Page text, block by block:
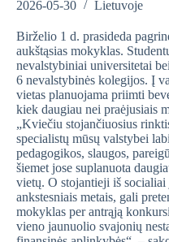
2026-05-30 Lietuvoje
Birželio 1 d. prasideda
aukštąsias mokyklas.
nevalstybiniai universitetai
6 nevalstybinės kolegijos. Į
vietas planuojama priimti
kiek daugiau nei praėjusiais
„Kviečiu stojančiuosius
specialistų mūsų valstybei
pedagogikos, slaugos,
šiemet jose suplanuota
vietų. O stojantieji iš
ankstesniais metais, gali
mokyklas per antrąją
vieno jaunuolio svajonių